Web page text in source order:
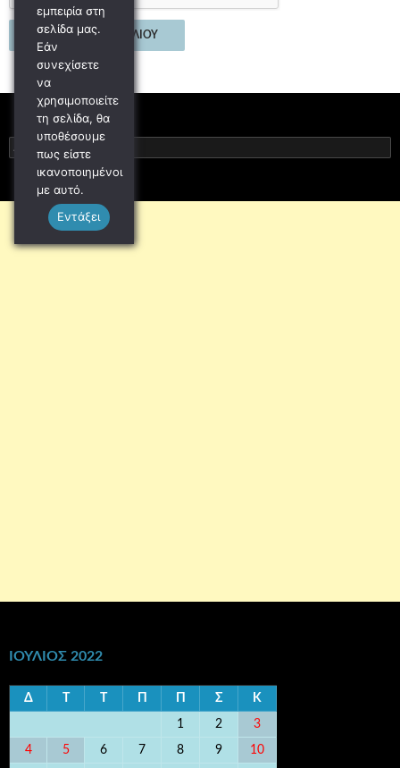
Αναζήτηση
για:
ΙΟΎΛΙΟΣ 2022
Δ Τ Τ Π Π Σ Κ
1 2 3
4 5 6 7 8 9 10
εμπειρία στη
σελίδα μας.
Εάν
συνεχίσετε
να
χρησιμοποιείτε
τη σελίδα, θα
υποθέσουμε
πως είστε
ικανοποιημένοι
με αυτό.
Εντάξει